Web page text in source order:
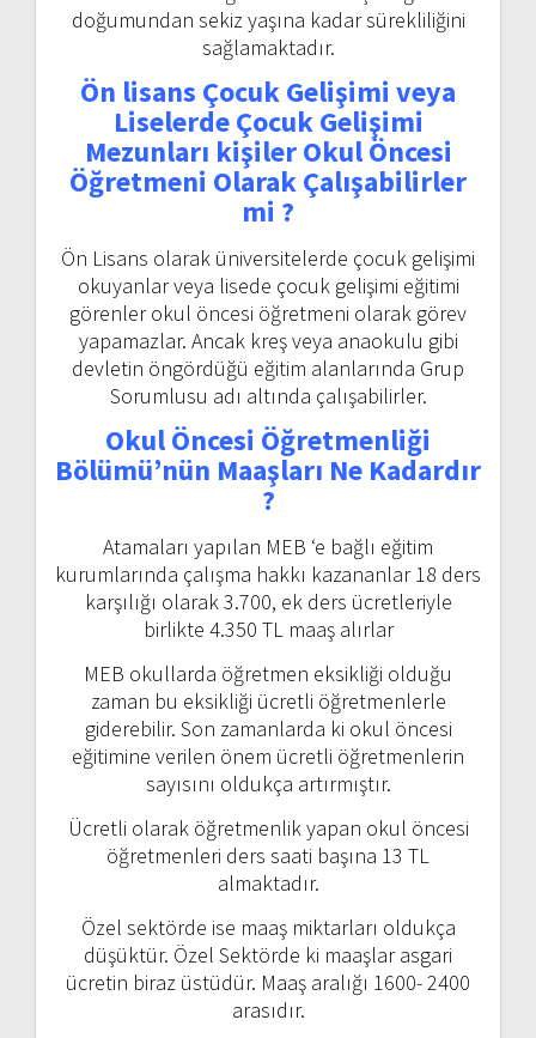
doğumundan sekiz yaşına kadar sürekliliğini
sağlamaktadır.
Ön lisans Çocuk Gelişimi veya
Liselerde Çocuk Gelişimi
Mezunları kişiler Okul Öncesi
Öğretmeni Olarak Çalışabilirler
mi ?
Ön Lisans olarak üniversitelerde çocuk gelişimi
okuyanlar veya lisede çocuk gelişimi eğitimi
görenler okul öncesi öğretmeni olarak görev
yapamazlar. Ancak kreş veya anaokulu gibi
devletin öngördüğü eğitim alanlarında Grup
Sorumlusu adı altında çalışabilirler.
Okul Öncesi Öğretmenliği
Bölümü’nün Maaşları Ne Kadardır
?
Atamaları yapılan MEB ‘e bağlı eğitim
kurumlarında çalışma hakkı kazananlar 18 ders
karşılığı olarak 3.700, ek ders ücretleriyle
birlikte 4.350 TL maaş alırlar
MEB okullarda öğretmen eksikliği olduğu
zaman bu eksikliği ücretli öğretmenlerle
giderebilir. Son zamanlarda ki okul öncesi
eğitimine verilen önem ücretli öğretmenlerin
sayısını oldukça artırmıştır.
Ücretli olarak öğretmenlik yapan okul öncesi
öğretmenleri ders saati başına 13 TL
almaktadır.
Özel sektörde ise maaş miktarları oldukça
düşüktür. Özel Sektörde ki maaşlar asgari
ücretin biraz üstüdür. Maaş aralığı 1600- 2400
arasıdır.